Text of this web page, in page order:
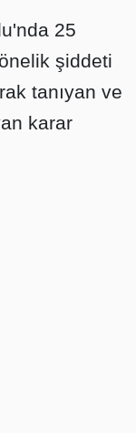
25
şiddeti
tanıyan ve
karar